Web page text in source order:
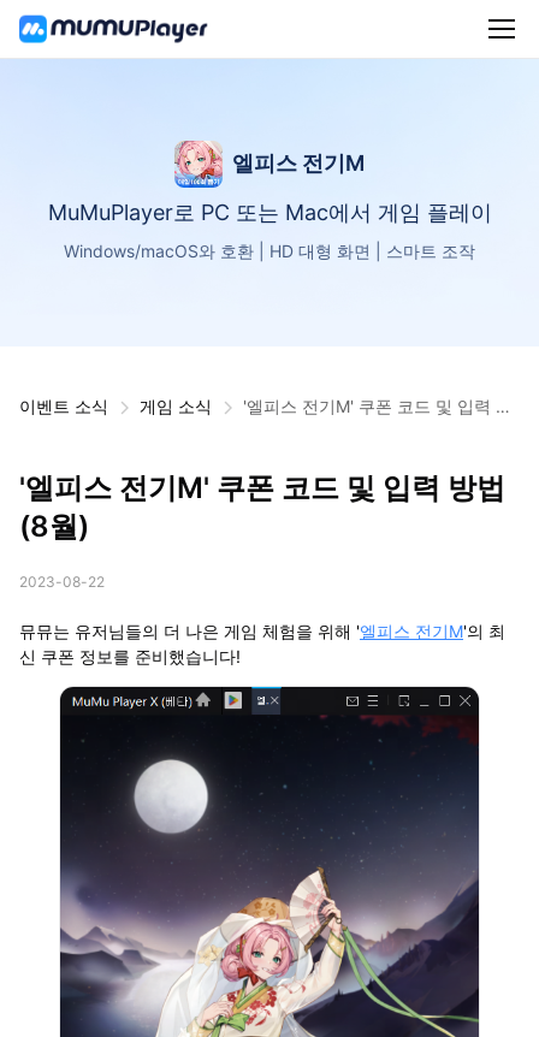
엘피스 전기M
MuMuPlayer로 PC 또는 Mac에서 게임 플레이
Windows/macOS와 호환 | HD 대형 화면 | 스마트 조작
이벤트 소식 게임 소식
'엘피스 전기M' 쿠폰 코드 및 입력 방
'엘피스 전기M' 쿠폰 코드 및 입력 방법
(8월)
2023-08-22
뮤뮤는 유저님들의 더 나은 게임 체험을 위해 '엘피스 전기M'의 최
신 쿠폰 정보를 준비했습니다!